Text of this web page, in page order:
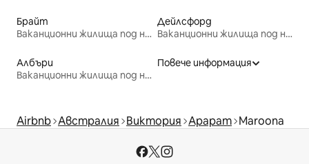
Брайт
Ваканционни жилища под наем
Дейлсфорд
Ваканционни жилища под наем
Албъри
Ваканционни жилища под наем
Повече информация
Airbnb Австралия Виктория Арарат Maroona